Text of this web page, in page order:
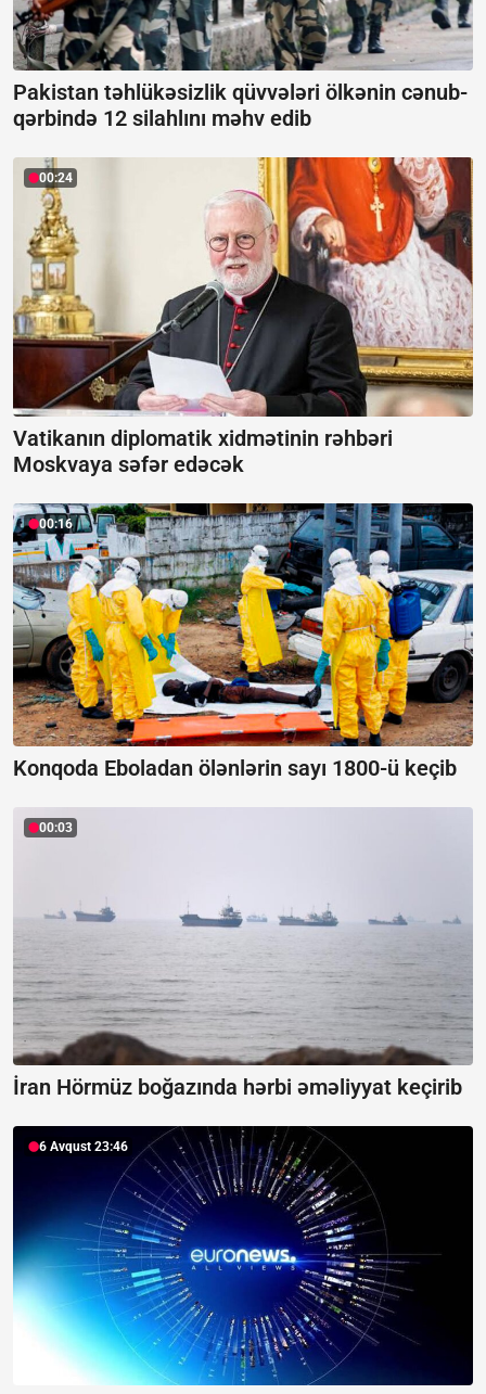
Pakistan təhlükəsizlik qüvvələri ölkənin cənub-
qərbində 12 silahlını məhv edib
00:24
Vatikanın diplomatik xidmətinin rəhbəri
Moskvaya səfər edəcək
00:16
Konqoda Eboladan ölənlərin sayı 1800-ü keçib
00:03
İran Hörmüz boğazında hərbi əməliyyat keçirib
6 Avqust 23:46